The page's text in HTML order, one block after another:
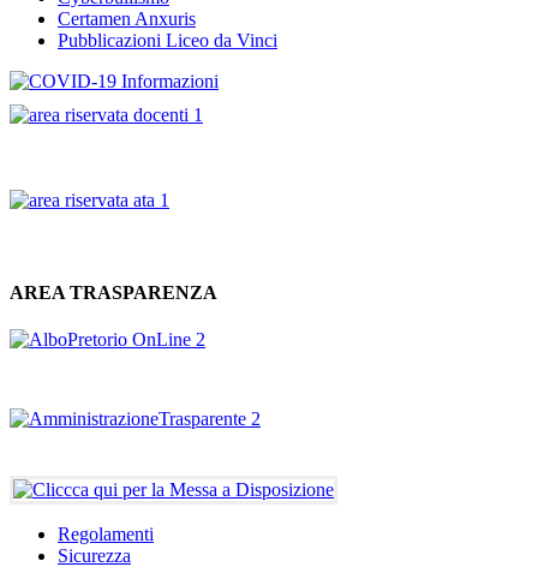
Certamen Anxuris
Pubblicazioni Liceo da Vinci
AREA TRASPARENZA
Regolamenti
Sicurezza